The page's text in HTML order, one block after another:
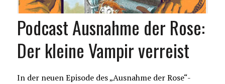
Podcast Ausnahme der Rose:
Der kleine Vampir verreist
In der neuen Episode des „Ausnahme der Rose“-